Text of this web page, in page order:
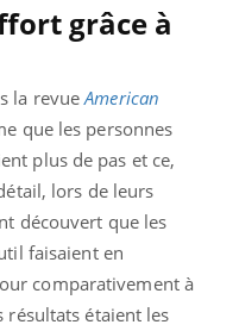
grâce à
la revueAmerican
que les personnes
plus de pas et ce,
lors de leurs
découvert que les
faisaient en
comparativement à
résultats étaient les